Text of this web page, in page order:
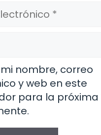
nombre, correo
y web en este
para la próxima